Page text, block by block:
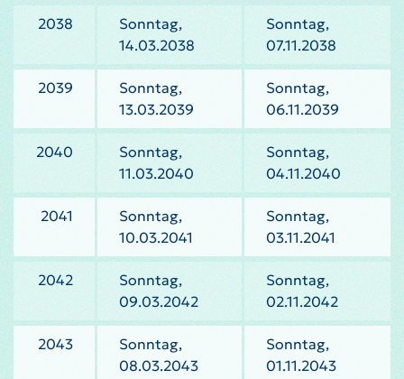
2038
Sonntag,
14.03.2038
Sonntag,
07.11.2038
2039
Sonntag,
13.03.2039
Sonntag,
06.11.2039
2040
Sonntag,
11.03.2040
Sonntag,
04.11.2040
2041
Sonntag,
10.03.2041
Sonntag,
03.11.2041
2042
Sonntag,
09.03.2042
Sonntag,
02.11.2042
2043
Sonntag,
08.03.2043
Sonntag,
01.11.2043